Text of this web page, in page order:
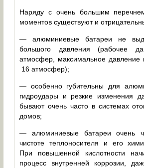
Наряду с очень большим
моментов существуют и
— алюминиевые батареи не
большого давления (рабочее
атмосфер, максимальное давление
16 атмосфер);
— особенно губительны для
гидроудары и резкие изменения
бывают очень часто в системах
домов;
— алюминиевые батареи очень
чистоте теплоносителя и его
При повышенной кислотности
процесс внутренней коррозии,